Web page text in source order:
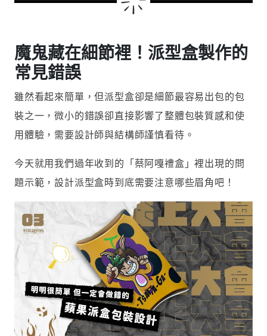
魔鬼藏在細節裡！派型盒製作的
常見錯誤
雖然看起來簡單，但派型盒卻是細節最容易出包的包
裝之一，微小的錯誤卻直接影響了整體包裝質感和使
用體驗，需要設計師與結構師謹慎看待。
今天就用我們過年收到的「蔡阿嘎禮盒」裡出現的問
題示範，設計派型盒時到底需要注意哪些眉角吧！